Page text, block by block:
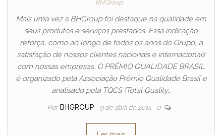
BHGroup
Mais uma vez a BHGroup foi destaque na qualidade em
seus produtos e serviços prestados. Essa indicação
reforça, como ao longo de todos os anos do Grupo, a
satisfação de nossos clientes nacionais e internacionais
com nossas empresas. O PRÊMIO QUALIDADE BRASIL
é organizado pela Associação Prêmio Qualidade Brasil e
analisado pela TQCS (Total Quality…
Por BHGROUP 9 de abril de 2014 0